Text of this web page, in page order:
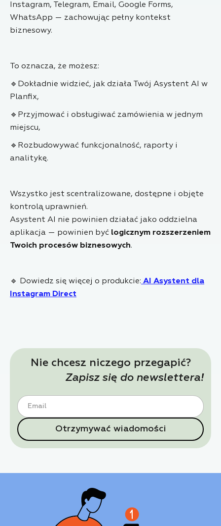
Instagram, Telegram, Email, Google Forms,
WhatsApp — zachowując pełny kontekst
biznesowy.
To oznacza, że możesz:
🔹Dokładnie widzieć, jak działa Twój Asystent AI w
Planfix,
🔹Przyjmować i obsługiwać zamówienia w jednym
miejscu,
🔹Rozbudowywać funkcjonalność, raporty i
analitykę.
Wszystko jest scentralizowane, dostępne i objęte
kontrolą uprawnień.
Asystent AI nie powinien działać jako oddzielna
aplikacja — powinien być logicznym rozszerzeniem
Twoich procesów biznesowych.
🔹 Dowiedz się więcej o produkcie: AI Asystent dla
Instagram Direct
Nie chcesz niczego przegapić?
Zapisz się do newslettera!